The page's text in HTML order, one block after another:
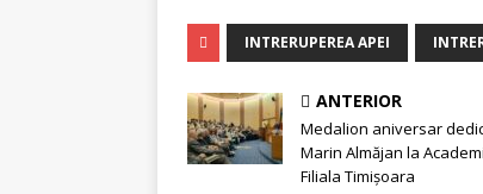
INTRERUPEREA APEI
ANTERIOR
Medalion aniversar
Marin Almăjan la
Filiala Timișoara